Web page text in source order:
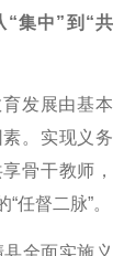
集中”到“共
发展由基本
。实现义务
骨干教师，
任督二脉”。
全面实施义